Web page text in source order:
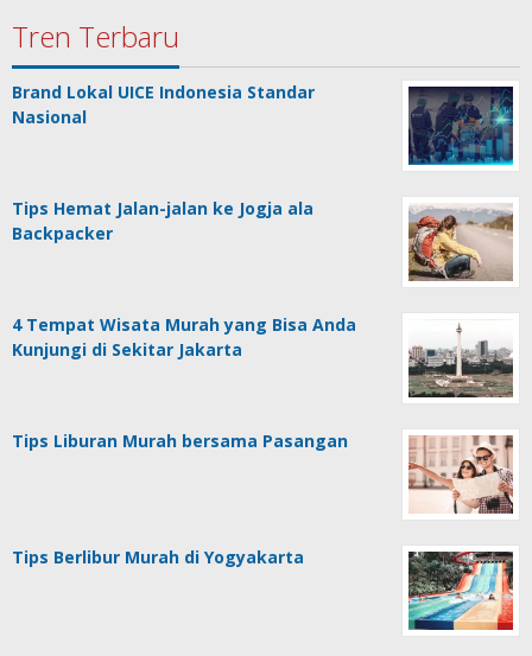
Tren Terbaru
Brand Lokal UICE Indonesia Standar
Nasional
Tips Hemat Jalan-jalan ke Jogja ala
Backpacker
4 Tempat Wisata Murah yang Bisa Anda
Kunjungi di Sekitar Jakarta
Tips Liburan Murah bersama Pasangan
Tips Berlibur Murah di Yogyakarta